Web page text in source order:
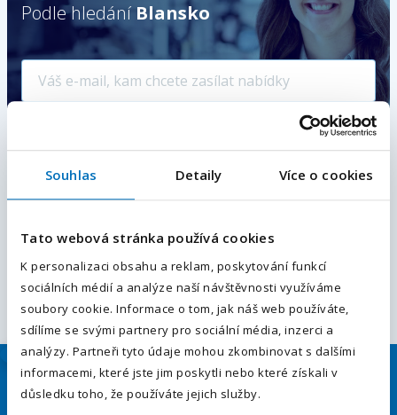
Souhlas Detaily Více o cookies
Tato webová stránka používá cookies
K personalizaci obsahu a reklam, poskytování funkcí
sociálních médií a analýze naší návštěvnosti využíváme
soubory cookie. Informace o tom, jak náš web používáte,
sdílíme se svými partnery pro sociální média, inzerci a
analýzy. Partneři tyto údaje mohou zkombinovat s dalšími
informacemi, které jste jim poskytli nebo které získali v
důsledku toho, že používáte jejich služby.
Podle hledání Blansko
Vámi zadaný e-mail bude použit pro zasílání podobných pracovních
nabídek.Odesláním souhlasíte se
Nahoru
E-mailová adresa
Váš telefon*
Předvolba
Odesláním souhlasíte sezpracováním osobních údajů.
Odeslat
Uchazeči